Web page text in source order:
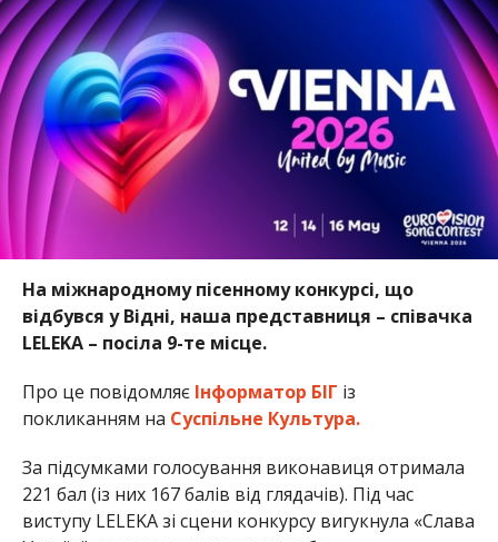
На міжнародному пісенному конкурсі, що
відбувся у Відні, наша представниця – співачка
LELEKA – посіла 9-те місце.
Про це повідомляє Інформатор БІГ із
покликанням на Суспільне Культура.
За підсумками голосування виконавиця отримала
221 бал (із них 167 балів від глядачів). Під час
виступу LELEKA зі сцени конкурсу вигукнула «Слава